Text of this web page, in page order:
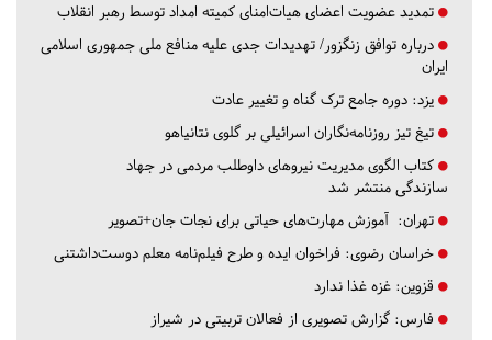
تمدید عضویت اعضای هیات‌امنای کمیته امداد توسط رهبر انقلاب
درباره توافق زنگزور/ تهدیدات جدی علیه منافع ملی جمهوری اسلامی
ایران
یزد: دوره جامع ترک گناه و تغییر عادت
تیغ تیز روزنامه‌نگاران اسرائیلی بر گلوی نتانیاهو
کتاب الگوی مدیریت نیروهای داوطلب مردمی در جهاد
سازندگی منتشر شد
تهران: آموزش مهارت‌های حیاتی برای نجات جان+تصویر
خراسان رضوی: فراخوان ایده و طرح فیلم‌نامه معلم دوست‌داشتنی
قزوین: غزه غذا ندارد
فارس: گزارش تصویری از فعالان تربیتی در شیراز